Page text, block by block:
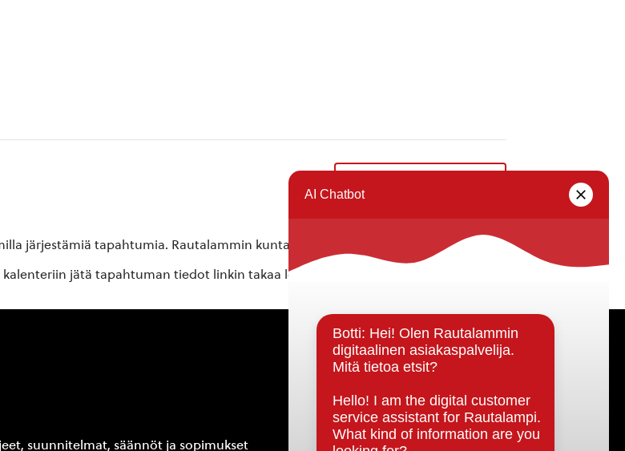
järjestämiä tapahtumia. Rautalammin kunta ei vastaa tietojen oikeellisuudesta.
jätä tapahtuman tiedot linkin takaa löytyvällä
suunnitelmat, säännöt ja sopimukset
Päätöksenteko ja lähidemokratia
Päätökset, esityslistat & pöytäkirjat
Hallinto
Kunnanhallitus